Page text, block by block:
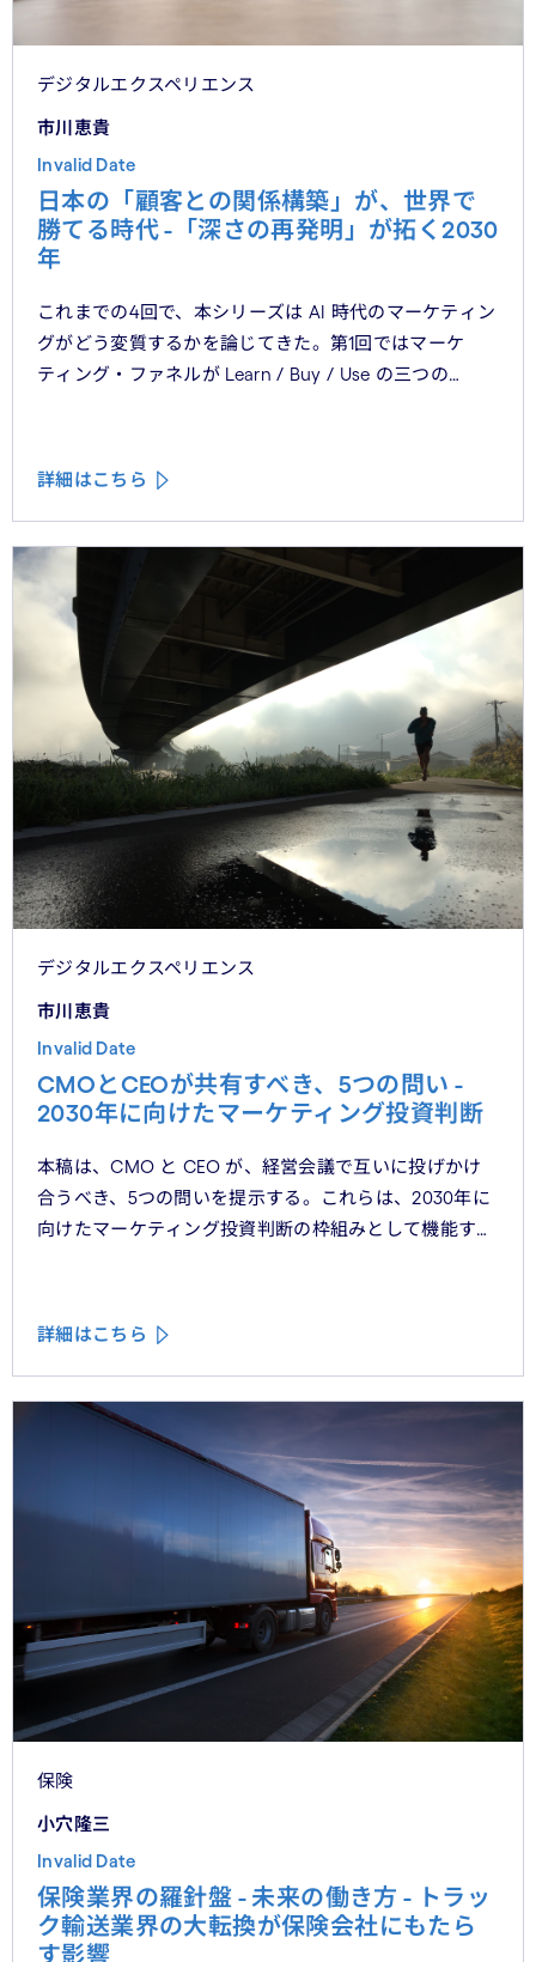
デジタルエクスペリエンス
市川恵貴
Invalid Date
日本の「顧客との関係構築」が、世界で
勝てる時代 -「深さの再発明」が拓く2030
年
これまでの4回で、本シリーズは AI 時代のマーケティン
グがどう変質するかを論じてきた。第1回ではマーケ
ティング・ファネルが Learn / Buy / Use の三つの
第3回では Learn フェーズで再定義されつつあるブラン
れらの議論を日本市場の文脈に着地させる。そして、希
望の視座を提示したい——日本の「顧客との関係構
築」が、世界で勝てる時代が、いま始まっている。
詳細はこちら
デジタルエクスペリエンス
市川恵貴
Invalid Date
CMOとCEOが共有すべき、5つの問い -
2030年に向けたマーケティング投資判断
本稿は、CMO と CEO が、経営会議で互いに投げかけ
合うべき、5つの問いを提示する。これらは、2030年に
向けたマーケティング投資判断の枠組みとして機能する
詳細はこちら
保険
小穴隆三
Invalid Date
保険業界の羅針盤 - 未来の働き方 - トラッ
ク輸送業界の大転換が保険会社にもたら
す影響